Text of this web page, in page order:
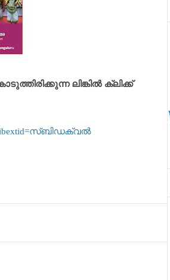
ലിങ്കിൽ ക്ലിക്ക്